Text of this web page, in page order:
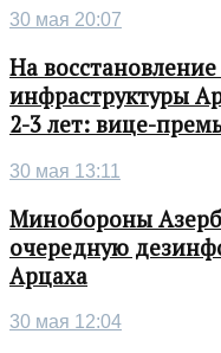
30 мая 20:07
На
инфраструктуры
2-3 лет: вице-
30 мая 13:11
Минобороны
очередную
Арцаха
30 мая 12:04